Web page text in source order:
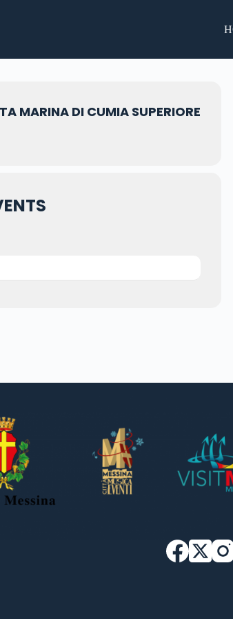
MARINA DI CUMIA SUPERIORE